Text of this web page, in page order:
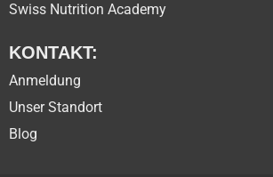
Swiss Nutrition Academy
KONTAKT:
Anmeldung
Unser Standort
Blog